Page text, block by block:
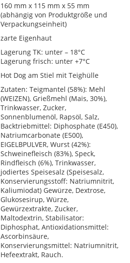
160 mm x 115 mm x 55 mm
(abhängig von Produktgröße und
Verpackungseinheit)
zarte Eigenhaut
Lagerung TK: unter – 18°C
Lagerung frisch: unter +7°C
Hot Dog am Stiel mit Teighülle
Zutaten: Teigmantel (58%): Mehl
(WEIZEN), Grießmehl (Mais, 30%),
Trinkwasser, Zucker,
Sonnenblumenöl, Rapsöl, Salz,
Backtriebmittel: Diphosphate (E450),
Natriumcarbonate (E500),
EIGELBPULVER, Wurst (42%):
Schweinefleisch (83%), Speck,
Rindfleisch (6%), Trinkwasser,
jodiertes Speisesalz (Speisesalz,
Konservierungsstoff: Natriumnitrit,
Kaliumiodat) Gewürze, Dextrose,
Glukosesirup, Würze,
Gewürzextrakte, Zucker,
Maltodextrin, Stabilisator:
Diphosphat, Antioxidationsmittel:
Ascorbinsäure,
Konservierungsmittel: Natriumnitrit,
Hefeextrakt, Rauch.